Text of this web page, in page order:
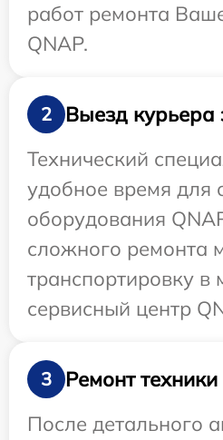
работ ремонта
QNAP.
2
Выезд курьера
Технический
удобное время для
оборудования
сложного ремонта
транспортировку в
сервисный центр
3
Ремонт техники
После детального